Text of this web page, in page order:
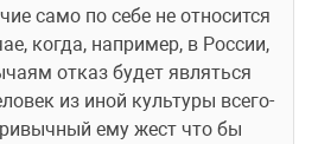
само по себе не относится
когда, например, в России,
отказ будет являться
из иной культуры всего-
ему жест что бы